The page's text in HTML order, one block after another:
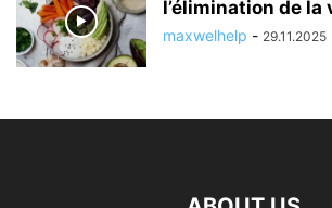
l’élimination de la
maxwelhelp - 29.11.2025